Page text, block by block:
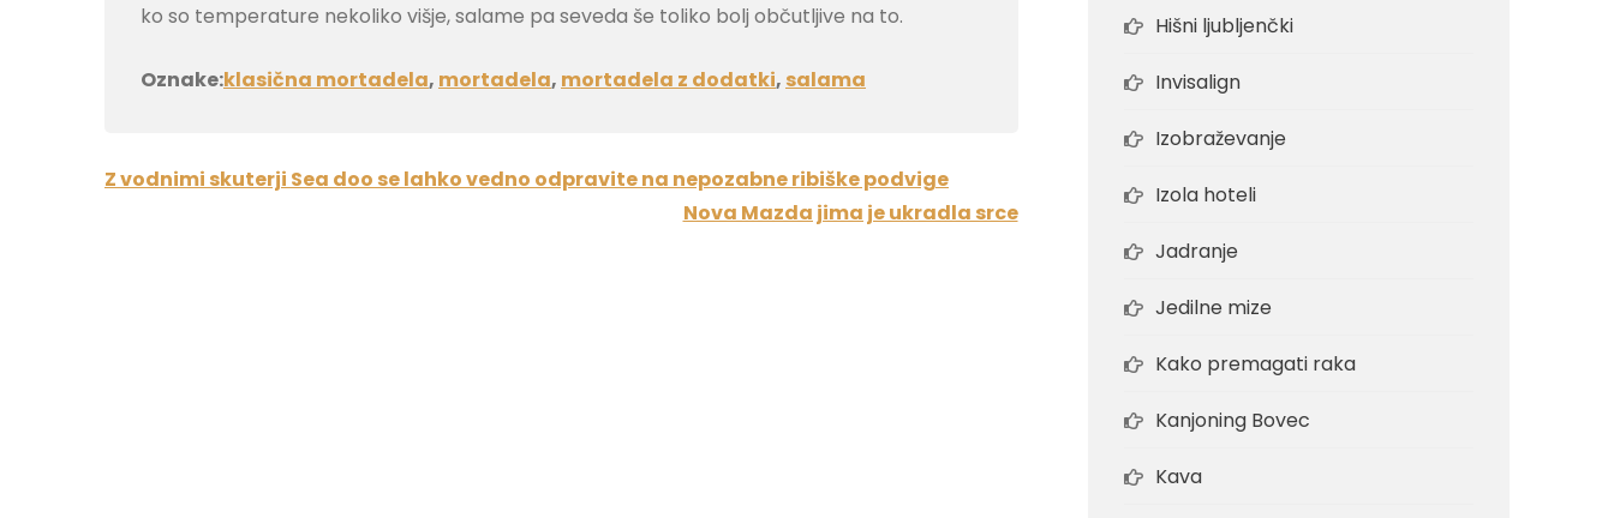
ko so temperature nekoliko višje, salame pa seveda še toliko bolj občutljive na to.
Oznake:klasična mortadela, mortadela, mortadela z dodatki, salama
Navigacija
Z vodnimi skuterji Sea doo se lahko vedno odpravite na nepozabne ribiške podvige
Nova Mazda jima je ukradla srce
Hišni ljubljenčki
Invisalign
Izobraževanje
Izola hoteli
Jadranje
Jedilne mize
Kako premagati raka
Kanjoning Bovec
Kava